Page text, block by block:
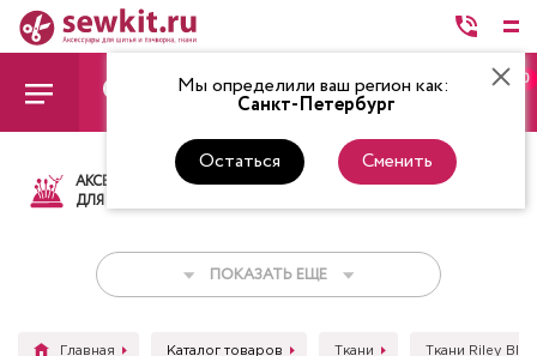
Мы определили ваш регион как:
Санкт-Петербург
Остаться Сменить
0
АКСЕССУАРЫ
ДЛЯ ШИТЬЯ
ТКАНИ НИТКИ
ПОКАЗАТЬ ЕЩЕ
Главная Каталог товаров Ткани Ткани Riley